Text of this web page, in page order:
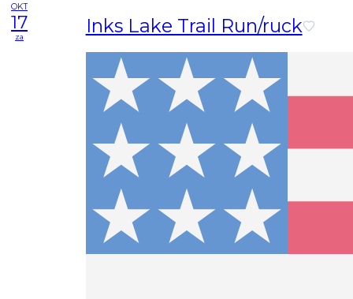
OKT
17
za Inks Lake Trail Run/ruck